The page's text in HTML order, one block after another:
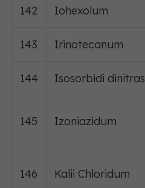
142 Iohexolum
143 Irinotecanum
144 Isosorbidi dinitras
145 Izoniazidum
146 Kalii Chloridum